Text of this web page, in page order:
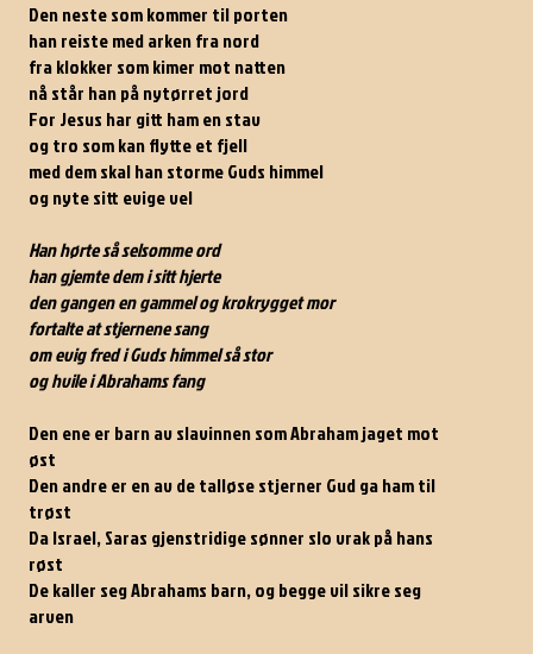
Den neste som kommer til porten
han reiste med arken fra nord
fra klokker som kimer mot natten
nå står han på nytørret jord
For Jesus har gitt ham en stav
og tro som kan flytte et fjell
med dem skal han storme Guds himmel
og nyte sitt evige vel
Han hørte så selsomme ord
han gjemte dem i sitt hjerte
den gangen en gammel og krokrygget mor
fortalte at stjernene sang
om evig fred i Guds himmel så stor
og hvile i Abrahams fang
Den ene er barn av slavinnen som Abraham jaget mot
øst
Den andre er en av de talløse stjerner Gud ga ham til
trøst
Da Israel, Saras gjenstridige sønner slo vrak på hans
røst
De kaller seg Abrahams barn, og begge vil sikre seg
arven